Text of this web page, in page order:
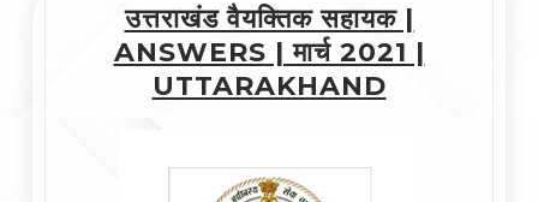
उत्तराखंड वैयक्तिक सहायक |
ANSWERS | मार्च 2021 |
UTTARAKHAND